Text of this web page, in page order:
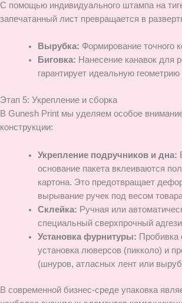
С помощью индивидуального штампа на
запечатанный лист превращается в
Вырубка: Формирование точного
Биговка: Нанесение канавок для
гарантирует идеальную геометрию
Этап 5: Укрепление и сборка
В Gunesh Print мы уделяем особое
конструкции:
Укрепление подручников и дна:
основание пакета вклеиваются
картона. Это предотвращает
вырывание ручек под весом
Склейка: Ручная или
специальный сверхпрочный
Установка фурнитуры: Пробивка
установка люверсов (пикколо) и
(шнуров, атласных лент или
В современной бизнес-среде упаковка